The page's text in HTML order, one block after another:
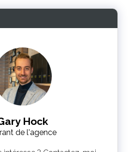
Hock
de l'agence